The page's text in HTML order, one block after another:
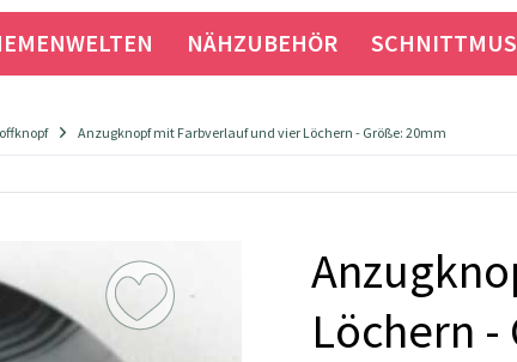
NÄHZUBEHÖR
Anzugknopf mit Farbverlauf und vier Löchern - Größe: 20mm
Löchern -